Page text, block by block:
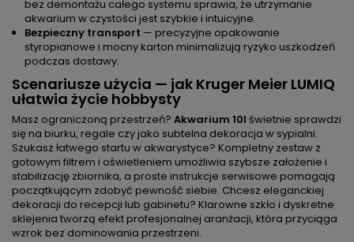
bez demontażu całego systemu sprawia, że utrzymanie
akwarium w czystości jest szybkie i intuicyjne.
Bezpieczny transport — precyzyjne opakowanie
styropianowe i mocny karton minimalizują ryzyko uszkodzeń
podczas dostawy.
Scenariusze użycia — jak Kruger Meier LUMIQ
ułatwia życie hobbysty
Masz ograniczoną przestrzeń? Akwarium 10l świetnie sprawdzi
się na biurku, regale czy jako subtelna dekoracja w sypialni.
Szukasz łatwego startu w akwarystyce? Kompletny zestaw z
gotowym filtrem i oświetleniem umożliwia szybsze założenie i
stabilizację zbiornika, a proste instrukcje serwisowe pomagają
początkującym zdobyć pewność siebie. Chcesz eleganckiej
dekoracji do recepcji lub gabinetu? Klarowne szkło i dyskretne
sklejenia tworzą efekt profesjonalnej aranżacji, która przyciąga
wzrok bez dominowania przestrzeni.